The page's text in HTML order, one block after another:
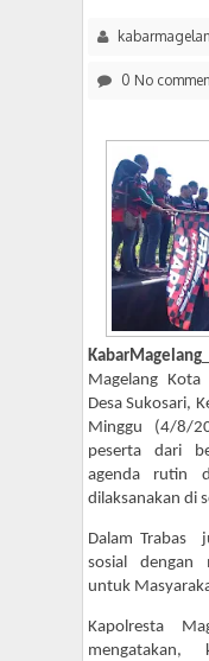
Puluhan
0 No
KabarMagelang
Magelang Kota
Desa Sukosari,
Minggu (4/8/
peserta dari
agenda rutin
dilaksanakan di
Dalam Trabas
sosial dengan
untuk
Kapolresta